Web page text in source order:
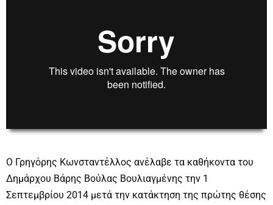
Ο Γρηγόρης Κωνσταντέλλος ανέλαβε τα καθήκοντα του
Δημάρχου Βάρης Βούλας Βουλιαγμένης την 1
Σεπτεμβρίου 2014 μετά την κατάκτηση της πρώτης θέσης